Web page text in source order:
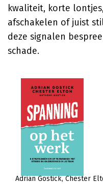
kwaliteit, korte
afschakelen of juist
deze signalen
schade.
Adrian Gostick Chester